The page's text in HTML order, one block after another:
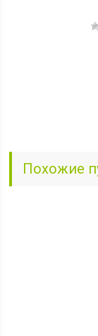
Похожие